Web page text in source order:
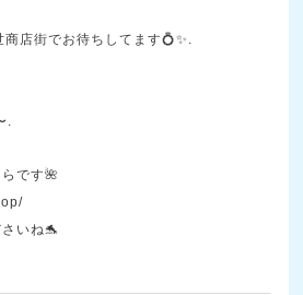
店街でお待ちしてます💍✨.
.
です🌺
いね🐬